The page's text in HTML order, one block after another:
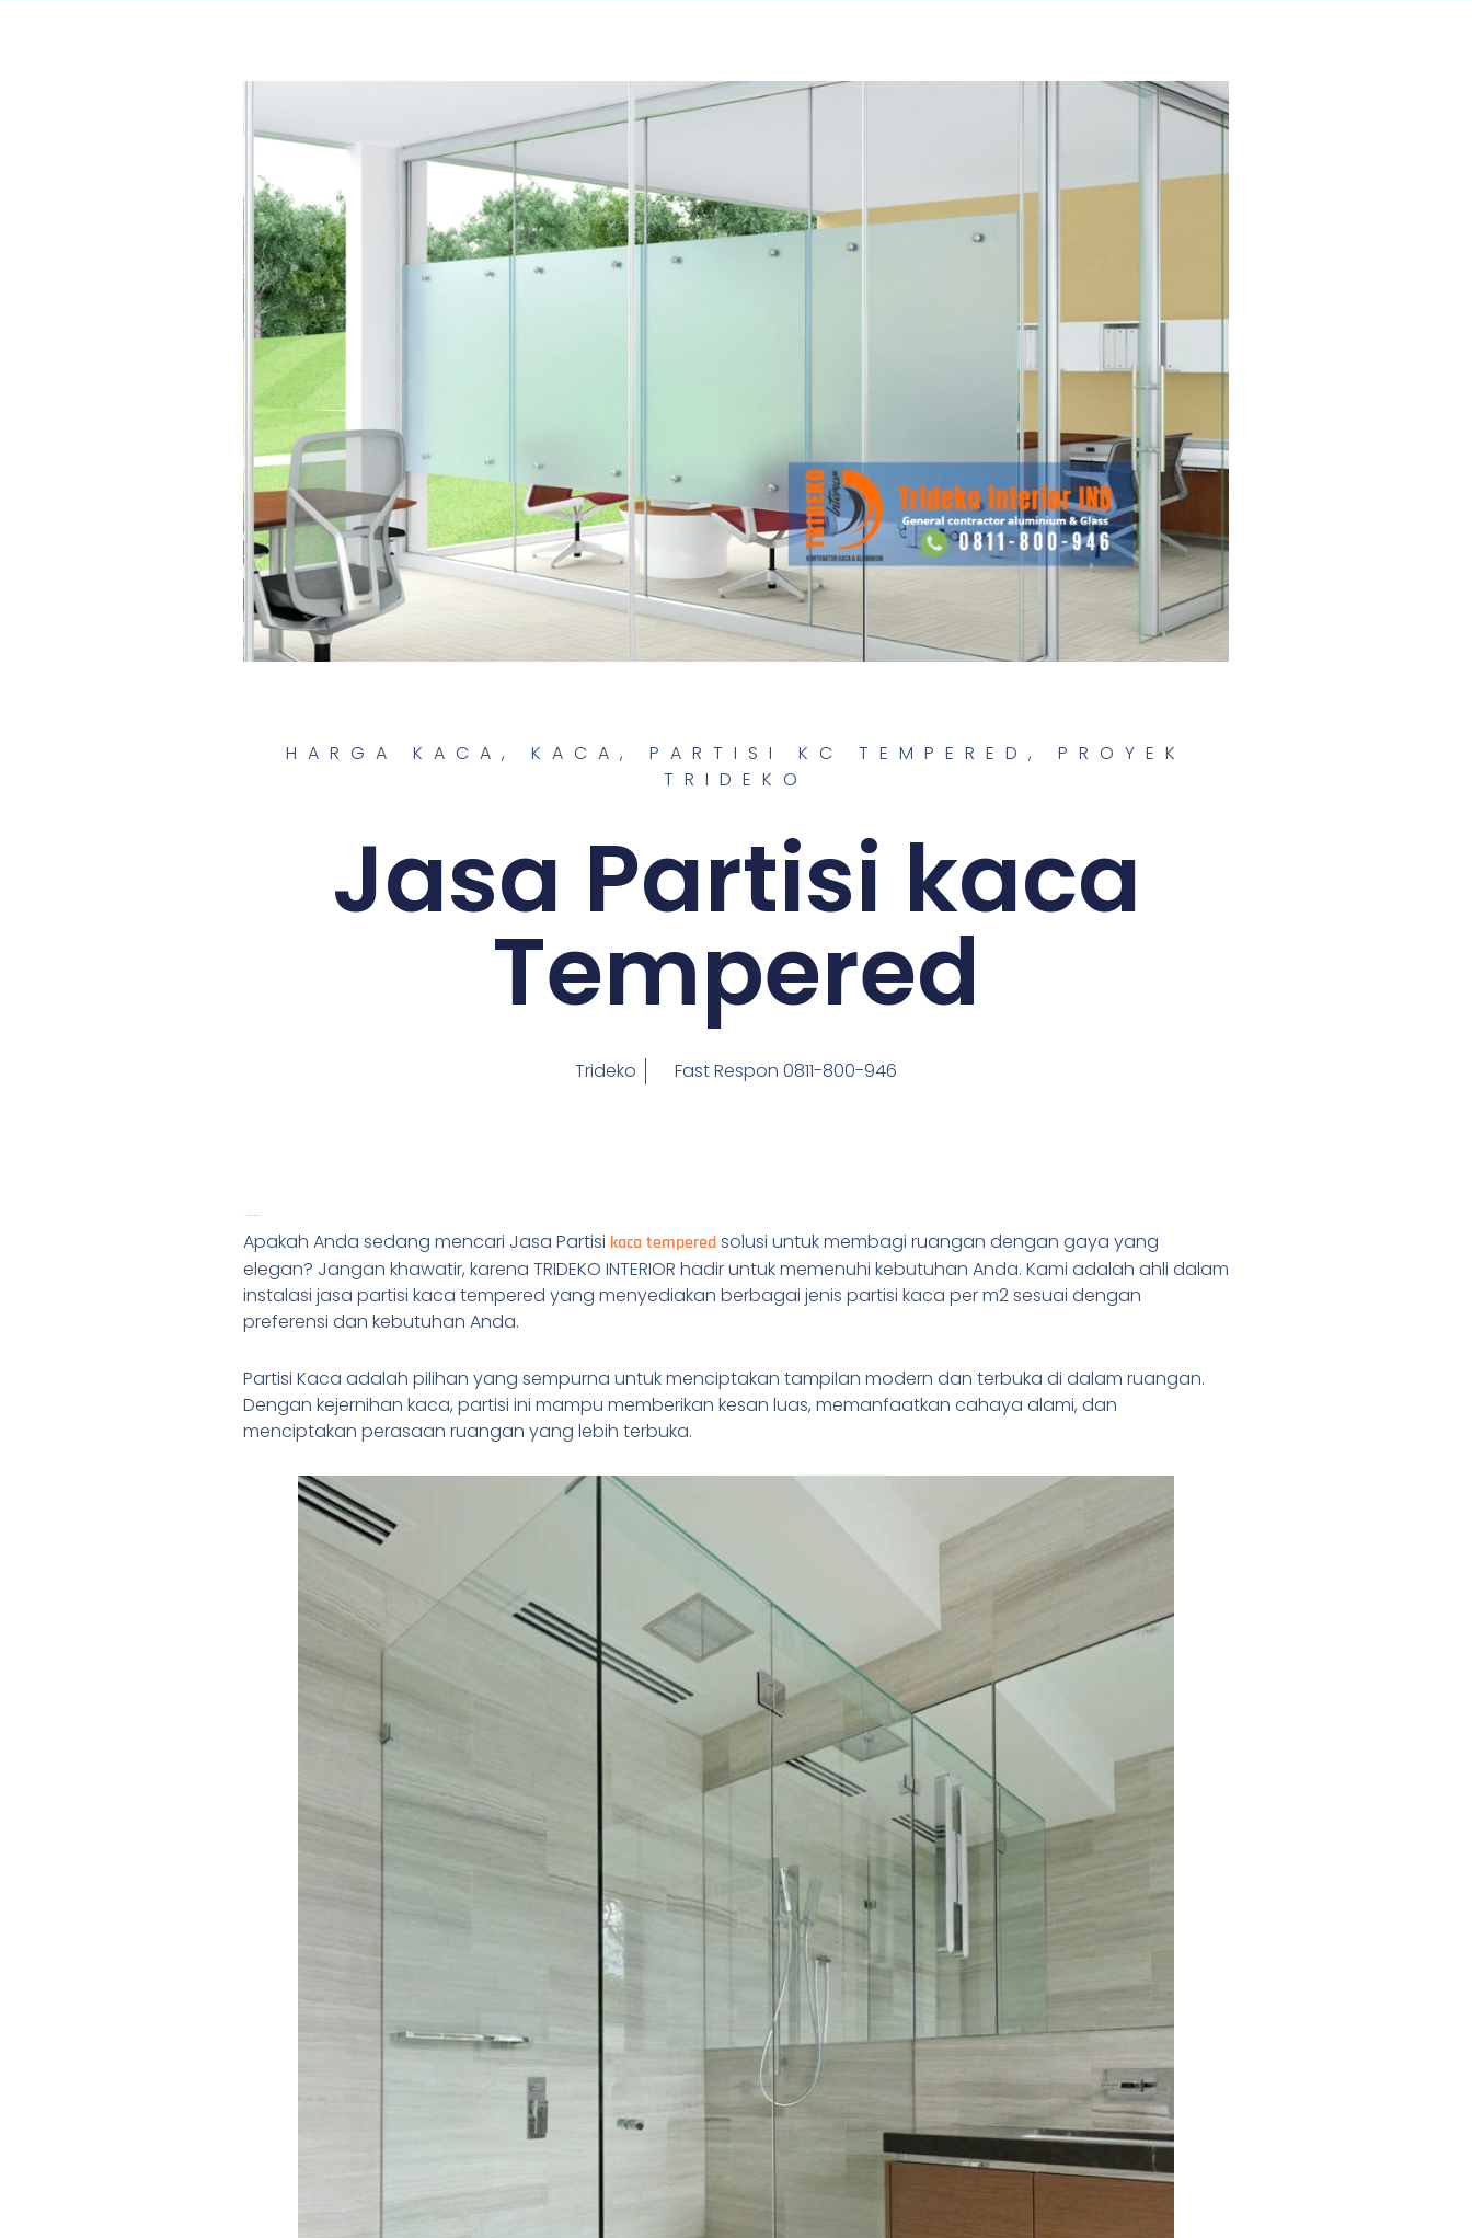
HARGA KACA , KACA , PARTISI KC TEMPERED , PROYEK
TRIDEKO
Jasa Partisi kaca
Tempered
Trideko Fast Respon 0811-800-946
Apakah Anda sedang mencari Jasa Partisi kaca temperedsolusi untuk membagi ruangan dengan gaya yang
elegan? Jangan khawatir, karena TRIDEKO INTERIOR hadir untuk memenuhi kebutuhan Anda. Kami adalah ahli dalam
instalasi jasa partisi kaca tempered yang menyediakan berbagai jenis partisi kaca per m2 sesuai dengan
preferensi dan kebutuhan Anda.
Partisi Kaca adalah pilihan yang sempurna untuk menciptakan tampilan modern dan terbuka di dalam ruangan.
Dengan kejernihan kaca, partisi ini mampu memberikan kesan luas, memanfaatkan cahaya alami, dan
menciptakan perasaan ruangan yang lebih terbuka.